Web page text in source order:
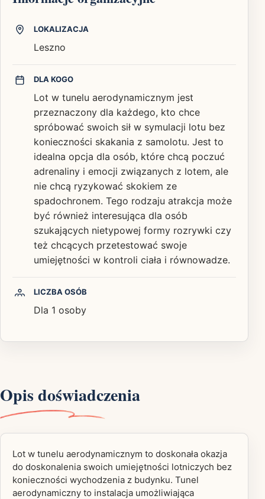
LOKALIZACJA
Leszno
DLA KOGO
Lot w tunelu aerodynamicznym jest
przeznaczony dla każdego, kto chce
spróbować swoich sił w symulacji lotu bez
konieczności skakania z samolotu. Jest to
idealna opcja dla osób, które chcą poczuć
adrenaliny i emocji związanych z lotem, ale
nie chcą ryzykować skokiem ze
spadochronem. Tego rodzaju atrakcja może
być również interesująca dla osób
szukających nietypowej formy rozrywki czy
też chcących przetestować swoje
umiejętności w kontroli ciała i równowadze.
LICZBA OSÓB
Dla 1 osoby
Opis doświadczenia
Lot w tunelu aerodynamicznym to doskonała okazja
do doskonalenia swoich umiejętności lotniczych bez
konieczności wychodzenia z budynku. Tunel
aerodynamiczny to instalacja umożliwiająca